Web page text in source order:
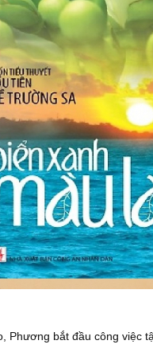
Phương bắt đầu công việc